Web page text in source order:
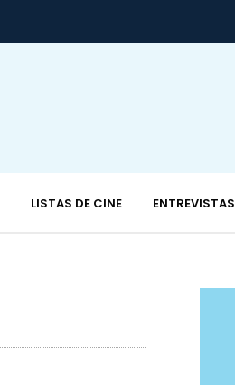
LISTAS DE CINE ENTREVISTAS